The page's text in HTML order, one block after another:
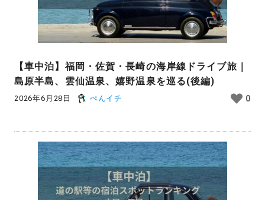
【車中泊】福岡・佐賀・長崎の海岸線ドライブ旅｜
島原半島、雲仙温泉、嬉野温泉を巡る(後編)
2026年6月28日 ぺんイチ 0